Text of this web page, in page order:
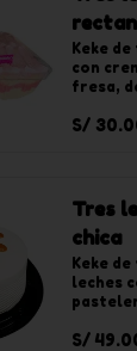
Keke
con
fresa,
S/
Tres
chica
Keke
leches
con
tajadas
S/